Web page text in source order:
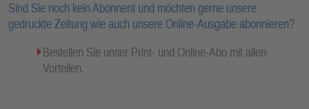
Sind Sie noch kein Abonnent und möchten gerne unsere
gedruckte Zeitung wie auch unsere Online-Ausgabe abonnieren?
Bestellen Sie unser Print- und Online-Abo mit allen
Vorteilen.